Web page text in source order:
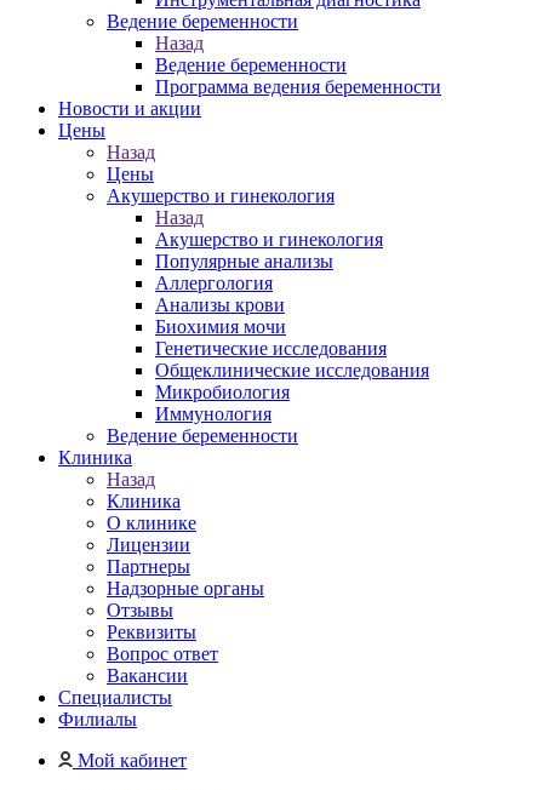
Ведение беременности
Назад
Ведение беременности
Программа ведения беременности
Новости и акции
Цены
Назад
Цены
Акушерство и гинекология
Назад
Акушерство и гинекология
Популярные анализы
Аллергология
Анализы крови
Биохимия мочи
Генетические исследования
Общеклинические исследования
Микробиология
Иммунология
Ведение беременности
Клиника
Назад
Клиника
О клинике
Лицензии
Партнеры
Надзорные органы
Отзывы
Реквизиты
Вопрос ответ
Вакансии
Специалисты
Филиалы
Мой кабинет